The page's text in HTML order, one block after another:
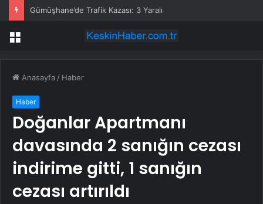
Gümüşhane’de Trafik Kazası: 3 Yaralı
Menü
Anasayfa / Haber
Haber
Doğanlar Apartmanı
davasında 2 sanığın cezası
indirime gitti, 1 sanığın
cezası artırıldı